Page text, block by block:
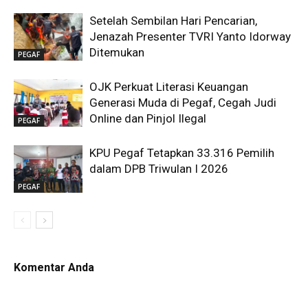
PEGAF
Setelah Sembilan Hari Pencarian,
Jenazah Presenter TVRI Yanto Idorway
Ditemukan
PEGAF
OJK Perkuat Literasi Keuangan
Generasi Muda di Pegaf, Cegah Judi
Online dan Pinjol Ilegal
PEGAF
KPU Pegaf Tetapkan 33.316 Pemilih
dalam DPB Triwulan I 2026
Komentar Anda